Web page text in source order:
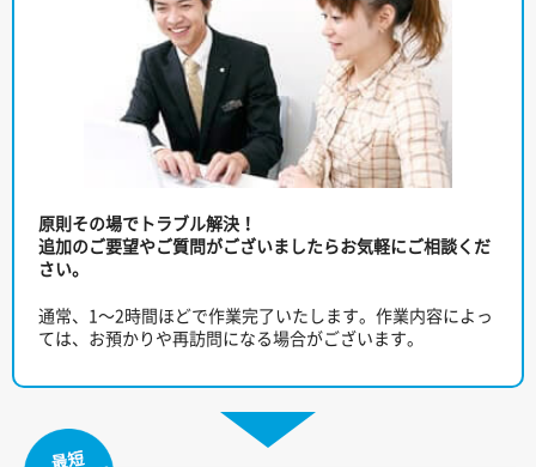
原則その場でトラブル解決！
追加のご要望やご質問がございましたらお気軽にご相談くだ
さい。
通常、1～2時間ほどで作業完了いたします。作業内容によっ
ては、お預かりや再訪問になる場合がございます。